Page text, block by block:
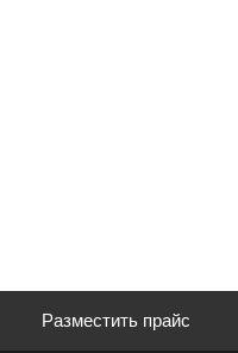
Разместить прайс